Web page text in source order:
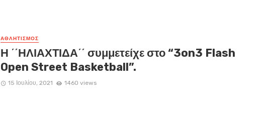
ΑΘΛΗΤΙΣΜΌΣ
Η ΄΄ΗΛΙΑΧΤΙΔΑ΄΄ συμμετείχε στο “3on3 Flash
Open Street Basketball”.
15 Ιουλίου, 2021 1460 views